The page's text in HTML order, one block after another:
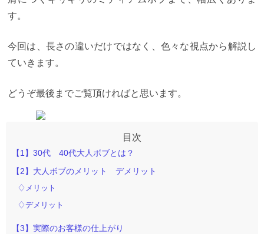
す。
今回は、長さの違いだけではなく、色々な視点から解説し
ていきます。
どうぞ最後までご覧頂ければと思います。
【1】30代 40代大人ボブとは？
【2】大人ボブのメリット デメリット
♢メリット
♢デメリット
【3】実際のお客様の仕上がり